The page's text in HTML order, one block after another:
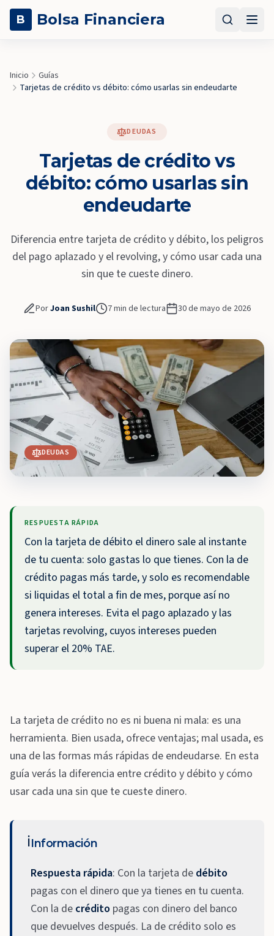
B Bolsa Financiera
Inicio
Guías
Tarjetas de crédito vs débito: cómo usarlas sin endeudarte
DEUDAS
Tarjetas de crédito vs
débito: cómo usarlas sin
endeudarte
Diferencia entre tarjeta de crédito y débito, los peligros
del pago aplazado y el revolving, y cómo usar cada una
sin que te cueste dinero.
PorJoan Sushil 7min de lectura 30 de mayo de 2026
DEUDAS
RESPUESTA RÁPIDA
Con la tarjeta de débito el dinero sale al instante
de tu cuenta: solo gastas lo que tienes. Con la de
crédito pagas más tarde, y solo es recomendable
si liquidas el total a fin de mes, porque así no
genera intereses. Evita el pago aplazado y las
tarjetas revolving, cuyos intereses pueden
superar el 20% TAE.
La tarjeta de crédito no es ni buena ni mala: es una
herramienta. Bien usada, ofrece ventajas; mal usada, es
una de las formas más rápidas de endeudarse. En esta
guía verás la diferencia entre crédito y débito y cómo
usar cada una sin que te cueste dinero.
ℹ️Información
Respuesta rápida: Con la tarjeta de débito
pagas con el dinero que ya tienes en tu cuenta.
Con la de crédito pagas con dinero del banco
que devuelves después. La de crédito solo es